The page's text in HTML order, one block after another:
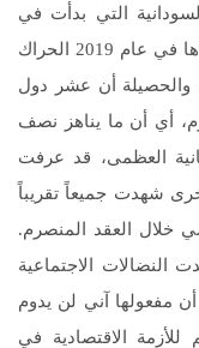
التي بدأت في
التاسع عشر من هذا الشهر قبل سنتين، وتلاها في عام 2019 الحراك
والحصيلة أن عشر دول
أي أن ما يناهز نصف
العظمى، قد عرفت
شهدت جميعاً تقريباً
خلال العقد المنصرم.
جائحة كوفيد ـ 19 قد جمّدت النضالات الاجتماعية
مفعولها آني لن يدوم
الاقتصادية في